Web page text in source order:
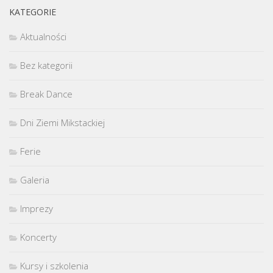
KATEGORIE
Aktualności
Bez kategorii
Break Dance
Dni Ziemi Mikstackiej
Ferie
Galeria
Imprezy
Koncerty
Kursy i szkolenia